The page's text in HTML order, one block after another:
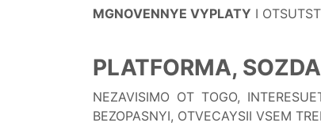
MGNOVENNYE VYPLATY I
PLATFORMA,
NEZAVISIMO OT TOGO,
BEZOPASNYI, OTVECAYSII VSEM